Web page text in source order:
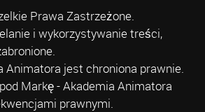
Prawa Zastrzeżone.
i wykorzystywanie treści,
Animatora jest chroniona prawnie.
Markę - Akademia Animatora
prawnymi.